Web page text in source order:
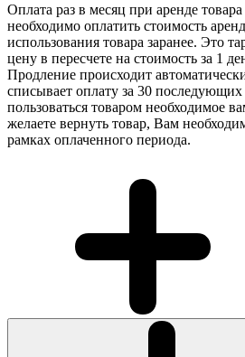
Оплата раз в месяц при аренде товара
необходимо оплатить стоимость
использования товара заранее. Это
цену в пересчете на стоимость за 1
Продление происходит
списывает оплату за 30
пользоваться товаром необходимое
желаете вернуть товар, Вам
рамках оплаченного периода.